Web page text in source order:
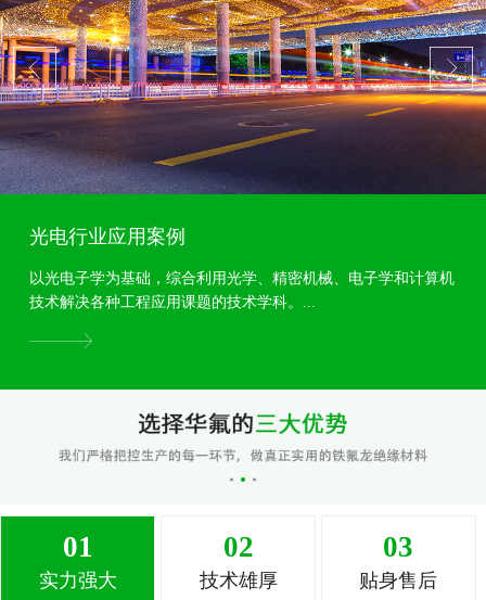
光电行业应用案例
以光电子学为基础，综合利用光学、精密机械、电子学和计算机
技术解决各种工程应用课题的技术学科。...
01
实力强大
02
技术雄厚
03
贴身售后